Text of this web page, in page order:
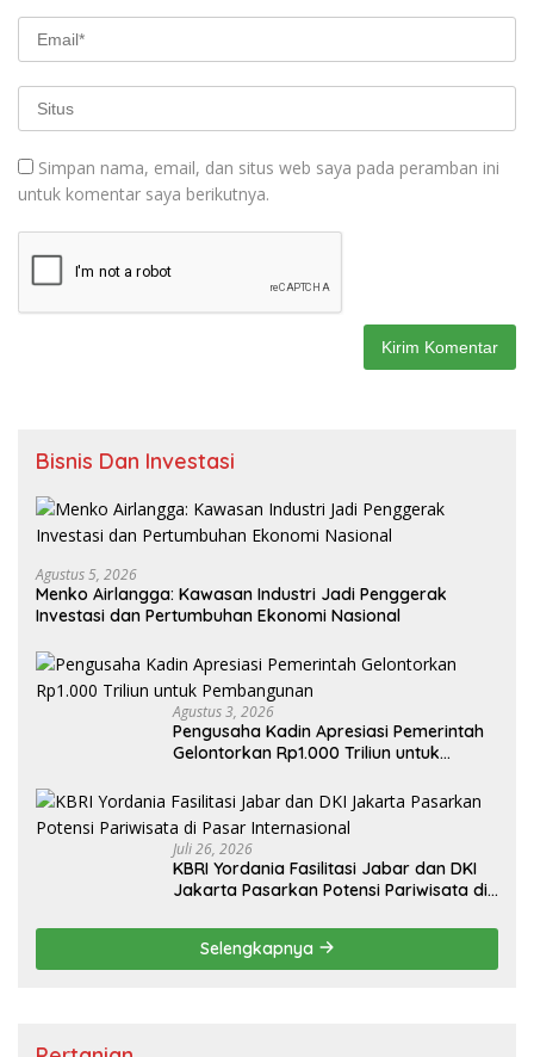
Simpan nama, email, dan situs web saya pada peramban ini
untuk komentar saya berikutnya.
Bisnis Dan Investasi
Agustus 5, 2026
Menko Airlangga: Kawasan Industri Jadi Penggerak
Investasi dan Pertumbuhan Ekonomi Nasional
Agustus 3, 2026
Pengusaha Kadin Apresiasi Pemerintah
Gelontorkan Rp1.000 Triliun untuk
Juli 26, 2026
KBRI Yordania Fasilitasi Jabar dan DKI
Jakarta Pasarkan Potensi Pariwisata di
Selengkapnya